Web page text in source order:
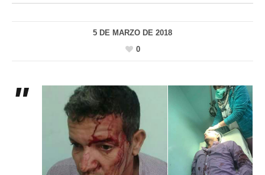
5 DE MARZO DE 2018
0